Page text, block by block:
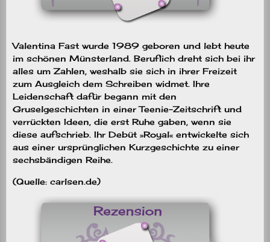
Valentina Fast wurde 1989 geboren und lebt heute
im schönen Münsterland. Beruflich dreht sich bei ihr
alles um Zahlen, weshalb sie sich in ihrer Freizeit
zum Ausgleich dem Schreiben widmet. Ihre
Leidenschaft dafür begann mit den
Gruselgeschichten in einer Teenie-Zeitschrift und
verrückten Ideen, die erst Ruhe gaben, wenn sie
diese aufschrieb. Ihr Debüt »Royal« entwickelte sich
aus einer ursprünglichen Kurzgeschichte zu einer
sechsbändigen Reihe.
(Quelle: carlsen.de)